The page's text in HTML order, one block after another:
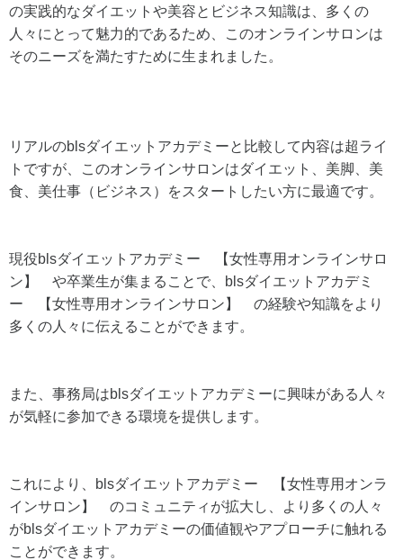
の実践的なダイエットや美容とビジネス知識は、多くの
人々にとって魅力的であるため、このオンラインサロンは
そのニーズを満たすために生まれました。
リアルのblsダイエットアカデミーと比較して内容は超ライ
トですが、このオンラインサロンはダイエット、美脚、美
食、美仕事（ビジネス）をスタートしたい方に最適です。
現役blsダイエットアカデミー 【女性専用オンラインサロ
ン】 や卒業生が集まることで、blsダイエットアカデミ
ー 【女性専用オンラインサロン】 の経験や知識をより
多くの人々に伝えることができます。
また、事務局はblsダイエットアカデミーに興味がある人々
が気軽に参加できる環境を提供します。
これにより、blsダイエットアカデミー 【女性専用オンラ
インサロン】 のコミュニティが拡大し、より多くの人々
がblsダイエットアカデミーの価値観やアプローチに触れる
ことができます。